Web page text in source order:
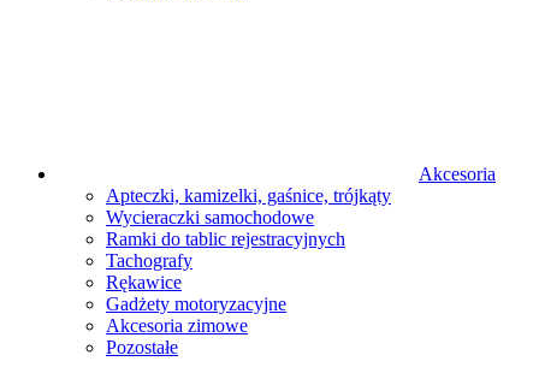
Akcesoria
Apteczki, kamizelki, gaśnice, trójkąty
Wycieraczki samochodowe
Ramki do tablic rejestracyjnych
Tachografy
Rękawice
Gadżety motoryzacyjne
Akcesoria zimowe
Pozostałe